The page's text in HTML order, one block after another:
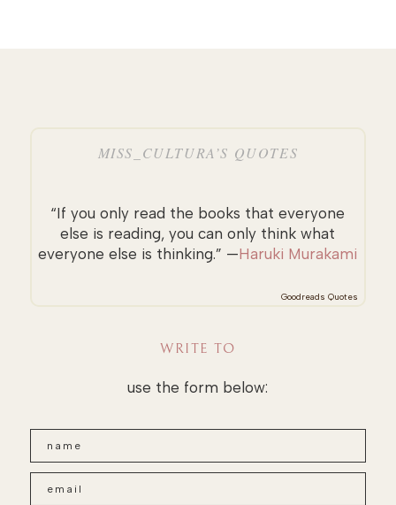
MISS_CULTURA’S QUOTES
“If you only read the books that everyone
else is reading, you can only think what
everyone else is thinking.” —Haruki Murakami
Goodreads Quotes
WRITE TO
use the form below: